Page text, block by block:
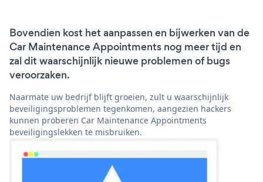
Bovendien kost het aanpassen en bijwerken van de
Car Maintenance Appointments nog meer tijd en
zal dit waarschijnlijk nieuwe problemen of bugs
veroorzaken.
Naarmate uw bedrijf blijft groeien, zult u waarschijnlijk
beveiligingsproblemen tegenkomen, aangezien hackers
kunnen proberen Car Maintenance Appointments
beveiligingslekken te misbruiken.